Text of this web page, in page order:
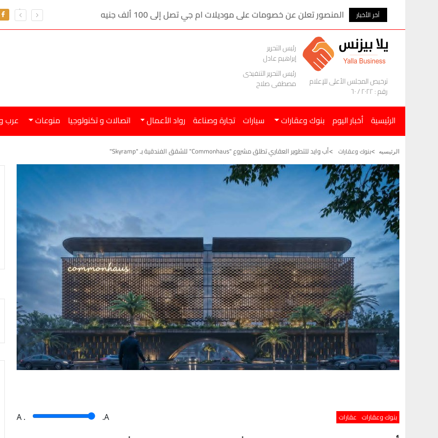
آخر الأخبار المنصور تعلن عن خصومات على موديلات ام جي تصل إلى 100 ألف جنيه
ترخيص المجلس الأعلى للإعلام
رقم : ٢٠٢٢ / ٦٠
رئيس التحرير
إبراهيم عادل
رئيس التحرير التنفيذى
مصطفى صلاح
الرئيسية أخبار اليوم بنوك وعقارات سيارات تجارة وصناعة رواد الأعمال اتصالات و تكنولوجيا منوعات عرب
الرئيسيه بنوك وعقارات أب وايد للتطوير العقاري تطلق مشروع "Commonhaus" للشقق الفندقية بـ "Skyramp"
بنوك وعقارات عقارات A . .A